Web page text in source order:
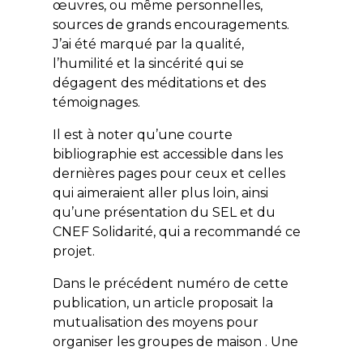
œuvres, ou même personnelles,
sources de grands encouragements.
J’ai été marqué par la qualité,
l’humilité et la sincérité qui se
dégagent des méditations et des
témoignages.
Il est à noter qu’une courte
bibliographie est accessible dans les
dernières pages pour ceux et celles
qui aimeraient aller plus loin, ainsi
qu’une présentation du SEL et du
CNEF Solidarité, qui a recommandé ce
projet.
Dans le précédent numéro de cette
publication, un article proposait la
mutualisation des moyens pour
organiser les groupes de maison . Une